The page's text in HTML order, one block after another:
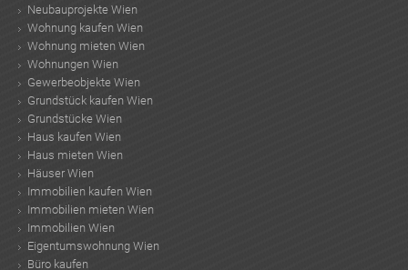
Neubauprojekte Wien
Wohnung kaufen Wien
Wohnung mieten Wien
Wohnungen Wien
Gewerbeobjekte Wien
Grundstück kaufen Wien
Grundstücke Wien
Haus kaufen Wien
Haus mieten Wien
Häuser Wien
Immobilien kaufen Wien
Immobilien mieten Wien
Immobilien Wien
Eigentumswohnung Wien
Büro kaufen